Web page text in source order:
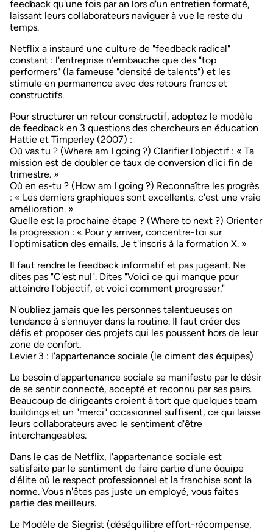
feedback qu'une fois par an lors d'un entretien formaté,
laissant leurs collaborateurs naviguer à vue le reste du
temps.
Netflix a instauré une culture de "feedback radical"
constant : l'entreprise n'embauche que des "top
performers" (la fameuse "densité de talents") et les
stimule en permanence avec des retours francs et
constructifs.
Pour structurer un retour constructif, adoptez le modèle
de feedback en 3 questions des chercheurs en éducation
Hattie et Timperley (2007) :
Où vas tu ? (Where am I going ?) Clarifier l'objectif : « Ta
mission est de doubler ce taux de conversion d'ici fin de
trimestre. »
Où en es-tu ? (How am I going ?) Reconnaître les progrès
: « Les derniers graphiques sont excellents, c'est une vraie
amélioration. »
Quelle est la prochaine étape ? (Where to next ?) Orienter
la progression : « Pour y arriver, concentre-toi sur
l'optimisation des emails. Je t'inscris à la formation X. »
Il faut rendre le feedback informatif et pas jugeant. Ne
dites pas "C'est nul". Dites "Voici ce qui manque pour
atteindre l'objectif, et voici comment progresser."
N'oubliez jamais que les personnes talentueuses on
tendance à s'ennuyer dans la routine. Il faut créer des
défis et proposer des projets qui les poussent hors de leur
zone de confort.
Levier 3 : l'appartenance sociale (le ciment des équipes)
Le besoin d'appartenance sociale se manifeste par le désir
de se sentir connecté, accepté et reconnu par ses pairs.
Beaucoup de dirigeants croient à tort que quelques team
buildings et un "merci" occasionnel suffisent, ce qui laisse
leurs collaborateurs avec le sentiment d'être
interchangeables.
Dans le cas de Netflix, l'appartenance sociale est
satisfaite par le sentiment de faire partie d'une équipe
d'élite où le respect professionnel et la franchise sont la
norme. Vous n'êtes pas juste un employé, vous faites
partie des meilleurs.
Le Modèle de Siegrist (déséquilibre effort-récompense,